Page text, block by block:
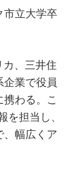
市立大学卒
カ、三井住
業で役員
わる。こ
を担当し、
、幅広くア